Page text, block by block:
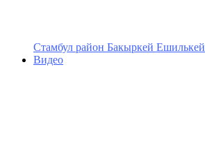
Cтамбул район Бакыркей
Видео